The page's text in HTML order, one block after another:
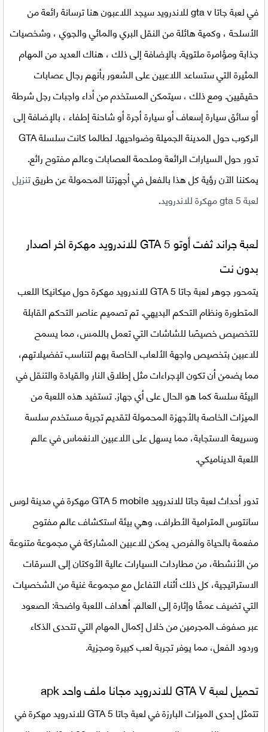
فيلعبة جاتا gta v للاندرويد
سيجد اللاعبون هنا ترسانة رائعة من
الأسلحة ، وكمية هائلة من النقل البري والمائي والجوي ، وشخصيات
جذابة ومؤامرة ملتوية. بالإضافة إلى ذلك ، هناك العديد من المهام
المثيرة التي ستساعد اللاعبين على الشعور بأنهم رجال عصابات
حقيقيين. ومع ذلك ، سيتمكن المستخدم من أداء واجبات رجل شرطة
أو سائق سيارة إسعاف أو سيارة أجرة أو شاحنة إطفاء ، بالإضافة إلى
الركوب حول المدينة الجميلة وضواحيها. لطالما كانت سلسلة GTA
تدور حول السيارات الرائعة وملحمة العصابات وعالم مفتوح رائع.
يمكننا الآن رؤية كل هذا بالفعل في أجهزتنا المحمولة عن طريقتنزيل
لعبة gta 5 مهكرة للاندرويد
.
لعبة جراند ثفت أوتو GTA 5 للاندرويد مهكرة اخر اصدار
بدون نت
يتمحور جوهر لعبة جاتا GTA 5 للاندرويد مهكرة حول ميكانيكا اللعب
المتطورة ونظام التحكم البديهي. تم تصميم عناصر التحكم القابلة
للتخصيص خصيصًا للشاشات التي تعمل باللمس، مما يسمح
للاعبين بتخصيص واجهة الألعاب الخاصة بهم لتناسب تفضيلاتهم،
مما يضمن أن تكون الإجراءات مثل إطلاق النار والقيادة والتنقل في
البيئة سلسة كما هو الحال على أي جهاز. تستفيد هذه اللعبة من
الميزات الخاصة بالأجهزة المحمولة لتقديم تجربة مستخدم سلسة
وسريعة الاستجابة، مما يسهل على اللاعبين الانغماس في عالم
اللعبة الديناميكي.
تدور أحداثلعبة جاتا للاندرويد GTA 5 mobile مهكرة
في مدينة لوس
سانتوس المترامية الأطراف، وهي بيئة استكشاف عالم مفتوح
مفعمة بالحياة والفرص. يمكن للاعبين المشاركة في مجموعة متنوعة
من الأنشطة، من مطاردات السيارات عالية الأوكتان إلى السرقات
الاستراتيجية، كل ذلك أثناء التفاعل مع مجموعة غنية من الشخصيات
التي تضيف عمقًا وإثارة إلى العالم. أهداف اللعبة واضحة: الصعود
عبر صفوف المجرمين من خلال إكمال المهام التي تتحدى الذكاء
وردود الفعل، مما يوفر تجربة لعب كبيرة ومجزية.
تحميل لعبة GTA V للاندرويد مجانا ملف واحد apk
تتمثل إحدى الميزات البارزة فيلعبة جاتا GTA 5 للاندرويد مهكرة
في